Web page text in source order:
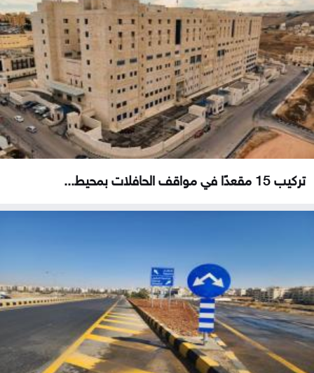
تركيب 15 مقعدًا في مواقف الحافلات بمحيط...